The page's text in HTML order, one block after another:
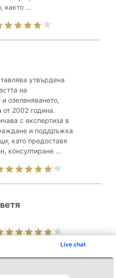
Live chat
както ...
утвърдена
на
озеленяването,
2002 година.
с експертиза в
и поддръжка
като предоставя
консултиране ...